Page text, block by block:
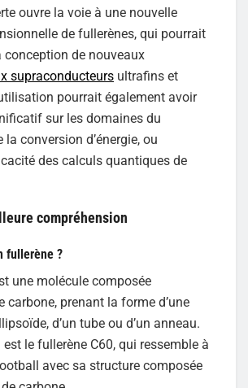
ouvre la voie à une nouvelle
de fullerènes, qui pourrait
de nouveaux
supraconducteurs ultrafins et
pourrait également avoir
sur les domaines du
la conversion d’énergie, ou
des calculs quantiques de
compréhension
fullerène ?
une molécule composée
carbone, prenant la forme d’une
d’un tube ou d’un anneau.
le fullerène C60, qui ressemble à
avec sa structure composée